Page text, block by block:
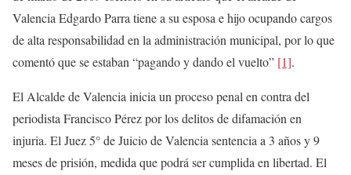
Valencia Edgardo Parra tiene a su esposa e hijo ocupando cargos
de alta responsabilidad en la administración municipal, por lo que
comentó que se estaban “pagando y dando el vuelto” [1].
El Alcalde de Valencia inicia un proceso penal en contra del
periodista Francisco Pérez por los delitos de difamación en
injuria. El Juez 5° de Juicio de Valencia sentencia a 3 años y 9
meses de prisión, medida que podrá ser cumplida en libertad. El